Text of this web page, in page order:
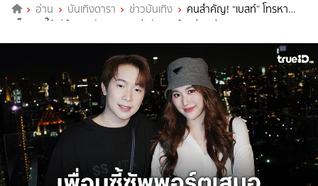
อ่าน บันเทิงดารา ข่าวบันเทิง
คนสำคัญ! “เบสท์” โทรหา
“บิ๊ก” ขอให้เปย์ของขวัญTiktok รีบซัพพอร์ตแค่เธอต้องการ